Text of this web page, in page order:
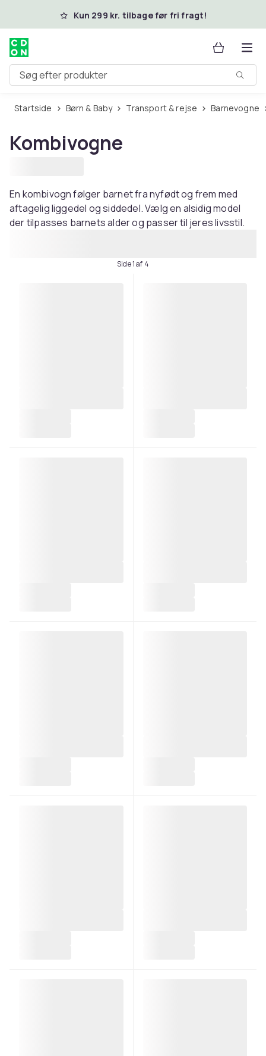
Spring til hovedindhold
Kun 299 kr. tilbage før fri fragt!
Søg efter produkter
Startside Børn & Baby Transport & rejse Barnevogne
Kombivogne
En kombivogn følger barnet fra nyfødt og frem med
aftagelig liggedel og siddedel. Vælg en alsidig model
der tilpasses barnets alder og passer til jeres livsstil.
Side 1 af 4